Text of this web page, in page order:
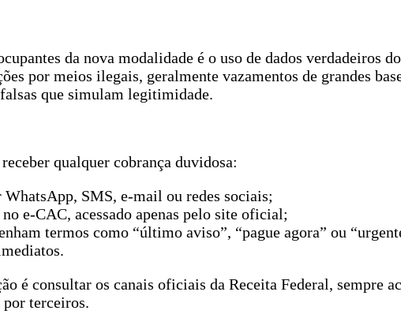
da nova modalidade é o uso de dados verdadeiros
por meios ilegais, geralmente vazamentos de grandes
que simulam legitimidade.
qualquer cobrança duvidosa:
SMS, e-mail ou redes sociais;
e-CAC, acessado apenas pelo site oficial;
termos como “último aviso”, “pague agora” ou
é consultar os canais oficiais da Receita Federal, sempre
terceiros.